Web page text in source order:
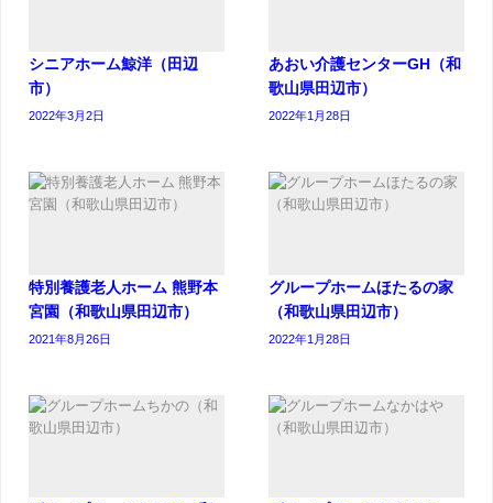
シニアホーム鯨洋（田辺
市）
2022年3月2日
あおい介護センターGH（和
歌山県田辺市）
2022年1月28日
特別養護老人ホーム 熊野本
宮園（和歌山県田辺市）
2021年8月26日
グループホームほたるの家
（和歌山県田辺市）
2022年1月28日